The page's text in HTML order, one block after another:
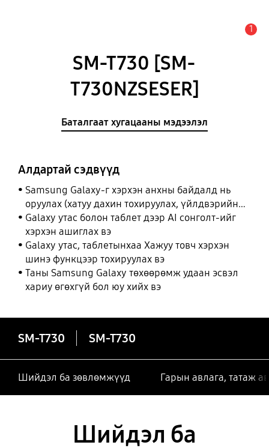
1
SM-T730 [SM-
T730NZSESER]
Баталгаат хугацааны мэдээлэл
Алдартай сэдвүүд
Samsung Galaxy-г хэрхэн анхны байдалд нь
оруулах (хатуу дахин тохируулах, үйлдвэрийн
тохиргоонд оруулах)
Galaxy утас болон таблет дээр AI сонголт-ийг
хэрхэн ашиглах вэ
Galaxy утас, таблетынхаа Хажуу товч хэрхэн
шинэ функцээр тохируулах вэ
Таны Samsung Galaxy төхөөрөмж удаан эсвэл
хариу өгөхгүй бол юу хийх вэ
SM-T730 SM-T730
Шийдэл ба зөвлөмжүүд Гарын авлага, татаж
Шийдэл ба